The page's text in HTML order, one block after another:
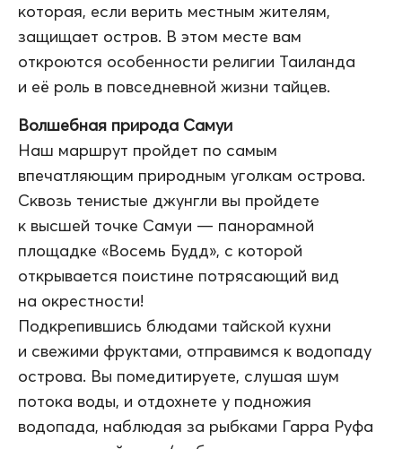
которая, если верить местным жителям,
защищает остров. В этом месте вам
откроются особенности религии Таиланда
и её роль в повседневной жизни тайцев.
Волшебная природа Самуи
Наш маршрут пройдет по самым
впечатляющим природным уголкам острова.
Сквозь тенистые джунгли вы пройдете
к высшей точке Самуи — панорамной
площадке «Восемь Будд», с которой
открывается поистине потрясающий вид
на окрестности!
Подкрепившись блюдами тайской кухни
и свежими фруктами, отправимся к водопаду
острова. Вы помедитируете, слушая шум
потока воды, и отдохнете у подножия
водопада, наблюдая за рыбками Гарра Руфа